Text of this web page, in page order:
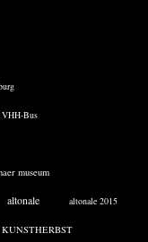
VHH-Bus
museum
altonale altonale 2015
KUNSTHERBST